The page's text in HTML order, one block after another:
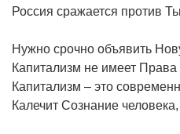
Россия сражается против
Нужно срочно объявить
Капитализм не имеет Права
Капитализм – это
Калечит Сознание